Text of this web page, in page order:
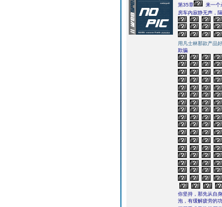
第35章
来一个
房车内寂静无声，
用凡士林那款产品好
欺骗
你坚持，那先从自
泡，有缓解疲劳的